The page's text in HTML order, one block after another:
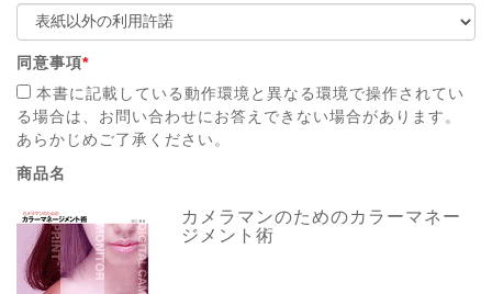
同意事項*
本書に記載している動作環境と異なる環境で操作されてい
る場合は、お問い合わせにお答えできない場合があります。
あらかじめご了承ください。
商品名
カメラマンのためのカラーマネー
ジメント術